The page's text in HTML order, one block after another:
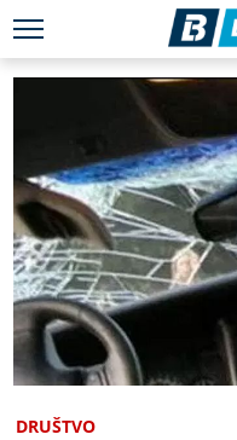
DRUŠTVO